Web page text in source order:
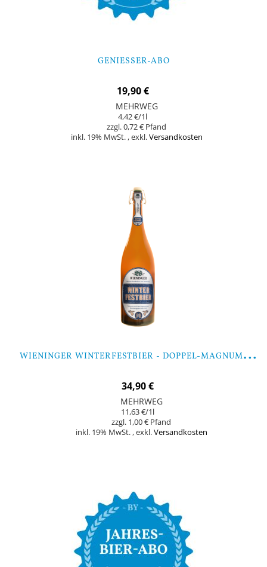
GENIESSER-ABO
19,90 €
MEHRWEG
4,42 €/1l
0,72 €
inkl. 19% MwSt. ,exkl.Versandkosten
W
IENINGER WINTERFESTBIER - DOPPEL-MAGNUM 3 LITER
34,90 €
MEHRWEG
11,63 €/1l
1,00 €
inkl. 19% MwSt. ,exkl.Versandkosten